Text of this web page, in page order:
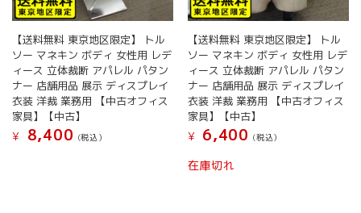
【送料無料 東京地区限定】 トル
ソー マネキン ボディ 女性用 レデ
ィース 立体裁断 アパレル パタン
ナー 店舗用品 展示 ディスプレイ
衣装 洋裁 業務用 【中古オフィス
家具】【中古】
¥
8,400 (税込）
【送料無料 東京地区限定】 トル
ソー マネキン ボディ 女性用 レデ
ィース 立体裁断 アパレル パタン
ナー 店舗用品 展示 ディスプレイ
衣装 洋裁 業務用 【中古オフィス
家具】【中古】
¥
6,400 (税込）
在庫切れ